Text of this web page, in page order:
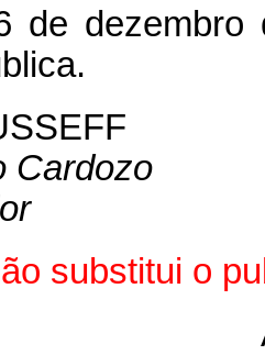
de dezembro
Cardozo
substitui o